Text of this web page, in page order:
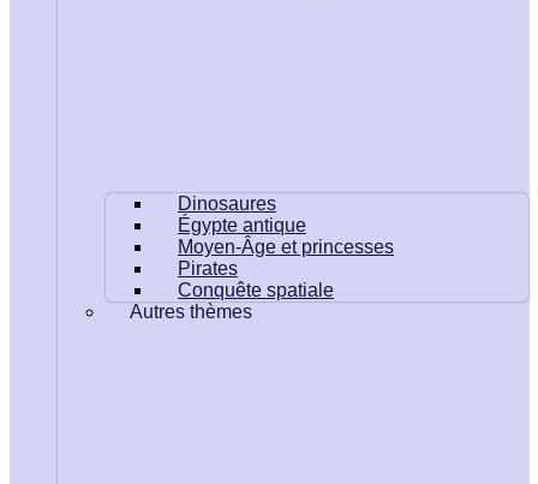
Dinosaures
Égypte antique
Moyen-Âge et princesses
Pirates
Conquête spatiale
Autres thèmes